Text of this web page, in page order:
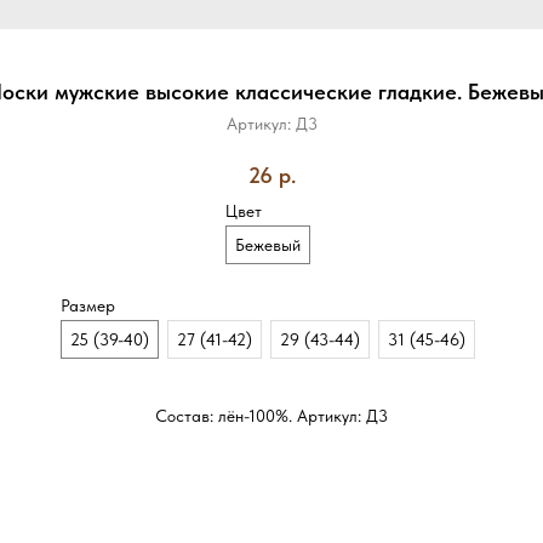
мужские высокие классические гладкие.
Артикул: Д3
26 р.
Цвет
Бежевый
Размер
25 (39-40)
27 (41-42) 29 (43-44) 31 (45-46)
Состав: лён-100%. Артикул: Д3